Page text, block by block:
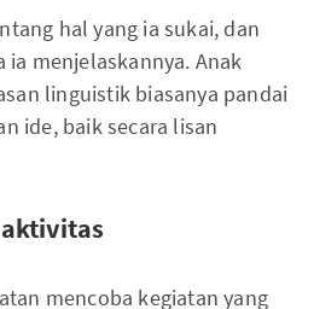
hal yang ia sukai, dan
menjelaskannya. Anak
linguistik biasanya pandai
ide, baik secara lisan
mencoba kegiatan yang